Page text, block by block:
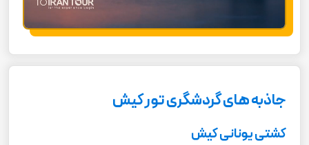
00:00
00:54
جاذبه های گردشگری تور کیش
کشتی یونانی کیش